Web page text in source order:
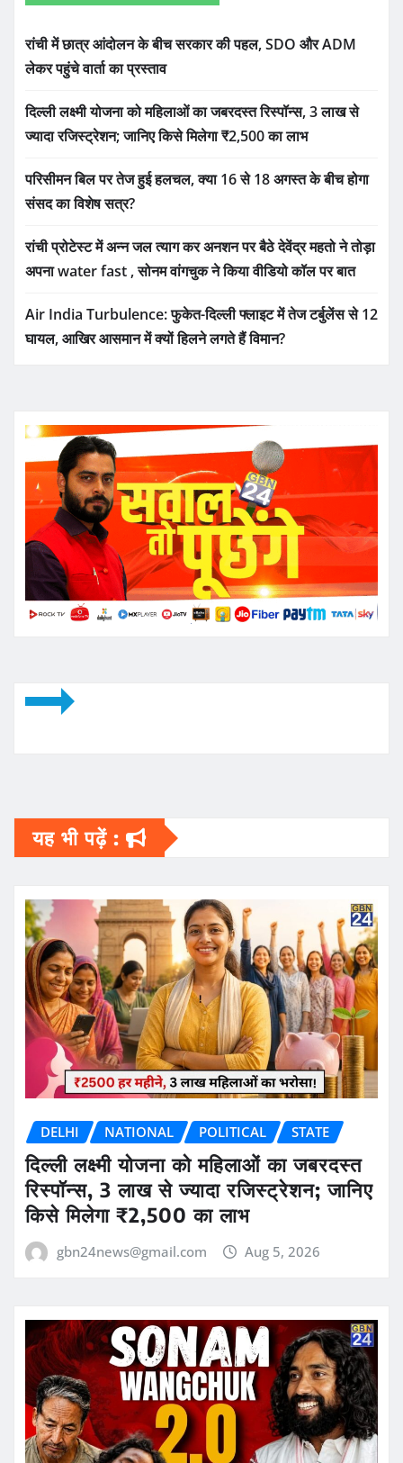
रांची में छात्र आंदोलन के बीच सरकार की पहल, SDO और ADM
लेकर पहुंचे वार्ता का प्रस्ताव
दिल्ली लक्ष्मी योजना को महिलाओं का जबरदस्त रिस्पॉन्स, 3 लाख से
ज्यादा रजिस्ट्रेशन; जानिए किसे मिलेगा ₹2,500 का लाभ
परिसीमन बिल पर तेज हुई हलचल, क्या 16 से 18 अगस्त के बीच होगा
संसद का विशेष सत्र?
रांची प्रोटेस्ट में अन्न जल त्याग कर अनशन पर बैठे देवेंद्र महतो ने तोड़ा
अपना water fast , सोनम वांगचुक ने किया वीडियो कॉल पर बात
Air India Turbulence: फुकेत-दिल्ली फ्लाइट में तेज टर्बुलेंस से 12
घायल, आखिर आसमान में क्यों हिलने लगते हैं विमान?
यह भी पढ़ें :
DELHI NATIONAL POLITICAL STATE
दिल्ली लक्ष्मी योजना को महिलाओं का जबरदस्त
रिस्पॉन्स, 3 लाख से ज्यादा रजिस्ट्रेशन; जानिए
किसे मिलेगा ₹2,500 का लाभ
gbn24news@gmail.com Aug 5, 2026